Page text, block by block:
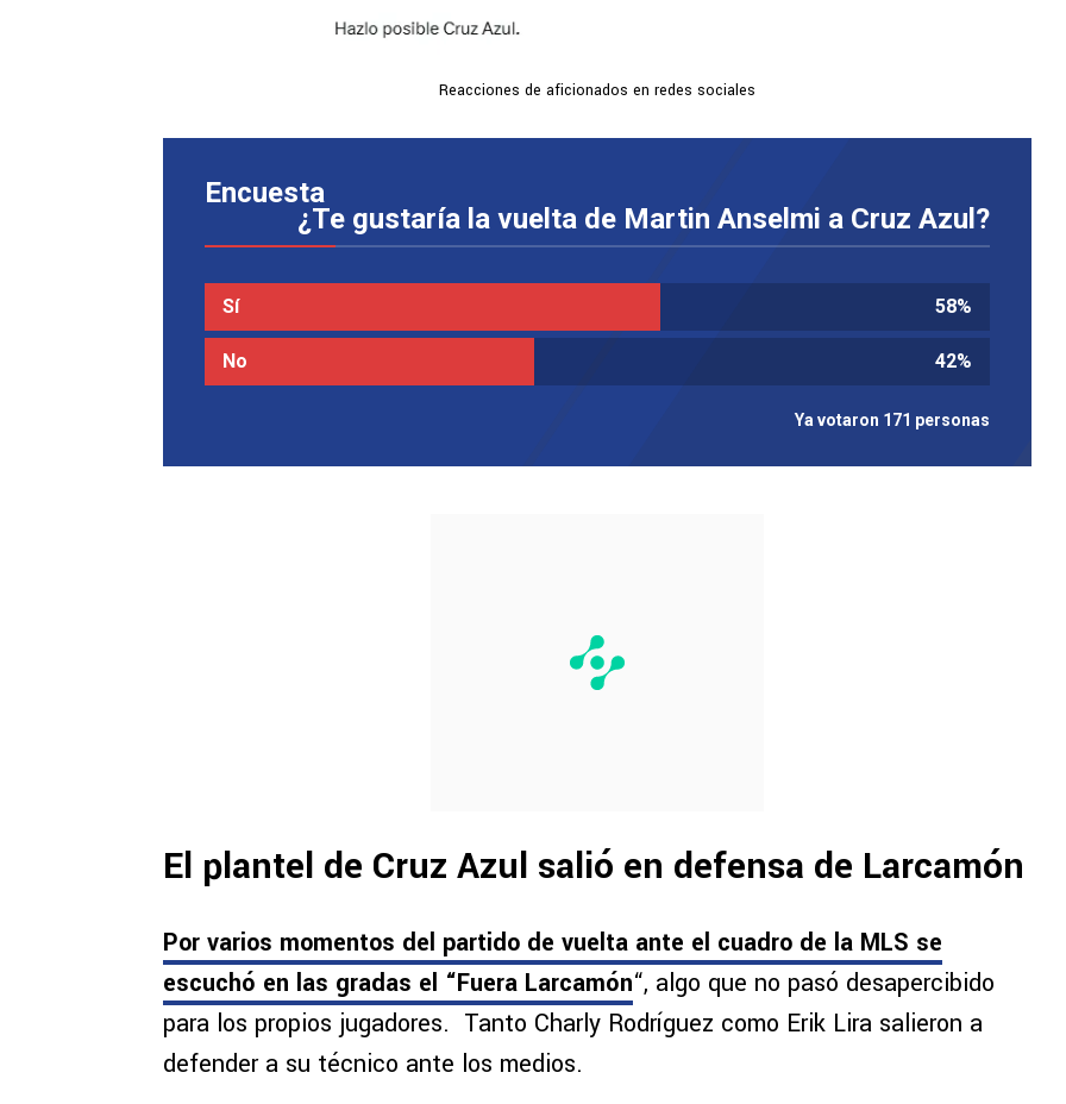
Reacciones de aficionados en redes sociales
Encuesta
¿Te gustaría la vuelta de Martin Anselmi a Cruz Azul?
Sí 58%
No 42%
Ya votaron 171 personas
El plantel de Cruz Azul salió en defensa de Larcamón
Por varios momentos del partido de vuelta ante el cuadro de la MLS se
escuchó en las gradas el “Fuera Larcamón“, algo que no pasó desapercibido
para los propios jugadores. Tanto Charly Rodríguez como Erik Lira salieron a
defender a su técnico ante los medios.